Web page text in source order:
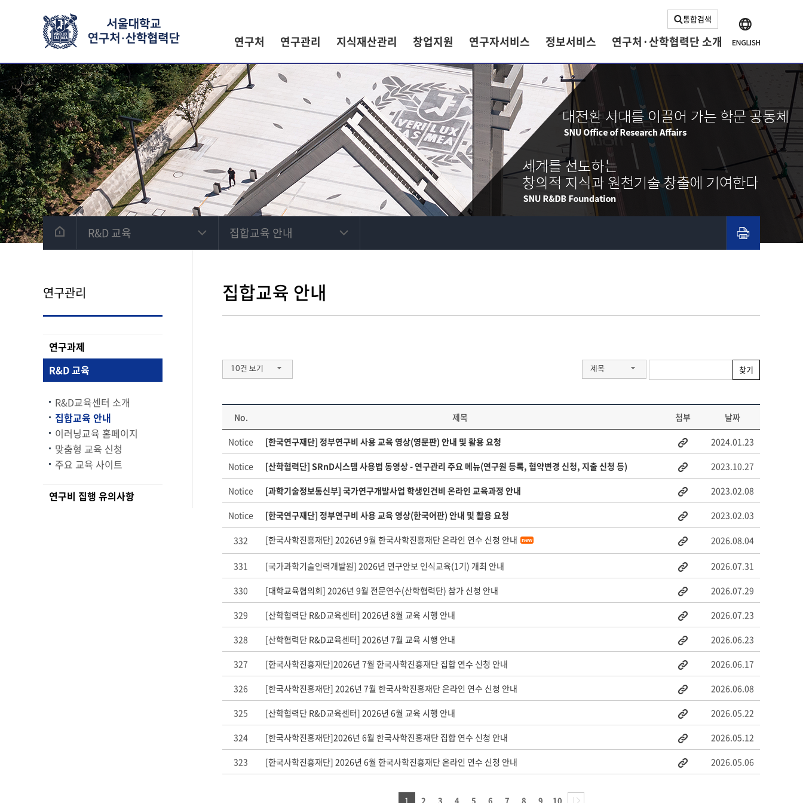
통합검색
연구처 연구관리 지식재산관리 창업지원 연구자서비스 정보서비스 연구처·산학협력단 소개
R&D 교육 집합교육 안내
연구관리
연구과제
R&D 교육
R&D교육센터 소개
집합교육 안내
이러닝교육 홈페이지
맞춤형 교육 신청
주요 교육 사이트
연구비 집행 유의사항
집합교육 안내
10건 보기 제목 찾기
No. 제목 첨부 날짜
Notice [한국연구재단] 정부연구비 사용 교육 영상(영문판) 안내 및 활용 요청 2024.01.23
Notice [산학협력단] SRnD시스템 사용법 동영상 - 연구관리 주요 메뉴(연구원 등록, 협약변경 신청, 지출 신청 등) 2023.10.27
Notice [과학기술정보통신부] 국가연구개발사업 학생인건비 온라인 교육과정 안내 2023.02.08
Notice [한국연구재단] 정부연구비 사용 교육 영상(한국어판) 안내 및 활용 요청 2023.02.03
332 [한국사학진흥재단] 2026년 9월 한국사학진흥재단 온라인 연수 신청 안내 new 2026.08.04
331 [국가과학기술인력개발원] 2026년 연구안보 인식교육(1기) 개최 안내 2026.07.31
330 [대학교육협의회] 2026년 9월 전문연수(산학협력단) 참가 신청 안내 2026.07.29
329 [산학협력단 R&D교육센터] 2026년 8월 교육 시행 안내 2026.07.23
328 [산학협력단 R&D교육센터] 2026년 7월 교육 시행 안내 2026.06.23
327 [한국사학진흥재단]2026년 7월 한국사학진흥재단 집합 연수 신청 안내 2026.06.17
326 [한국사학진흥재단] 2026년 7월 한국사학진흥재단 온라인 연수 신청 안내 2026.06.08
325 [산학협력단 R&D교육센터] 2026년 6월 교육 시행 안내 2026.05.22
324 [한국사학진흥재단]2026년 6월 한국사학진흥재단 집합 연수 신청 안내 2026.05.12
323 [한국사학진흥재단] 2026년 6월 한국사학진흥재단 온라인 연수 신청 안내 2026.05.06
1 2 3 4 5 6 7 8 9 10